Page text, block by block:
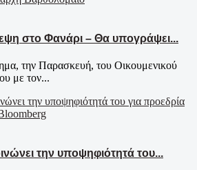
στο Φανάρι – Θα υπογράψει...
την Παρασκευή, του Οικουμενικού
με τον...
την υποψηφιότητά του...